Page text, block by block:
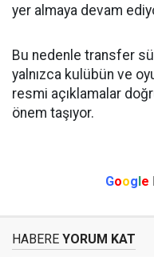
yer almaya devam
Bu nedenle transfer
yalnızca kulübün ve
resmi açıklamalar
önem taşıyor.
Google
HABERE YORUM KAT